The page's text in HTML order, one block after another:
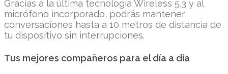
Gracias a la última tecnología Wireless 5.3 y al
micrófono incorporado, podrás mantener
conversaciones hasta a 10 metros de distancia de
tu dispositivo sin interrupciones.
Tus mejores compañeros para el día a día